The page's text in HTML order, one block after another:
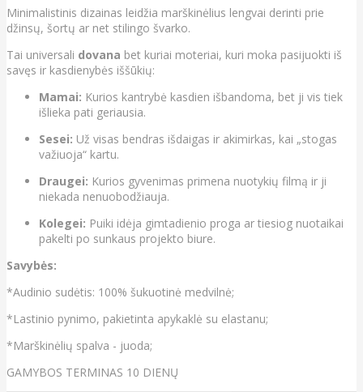
Minimalistinis dizainas leidžia marškinėlius lengvai derinti prie
džinsų, šortų ar net stilingo švarko.
Tai universali dovana bet kuriai moteriai, kuri moka pasijuokti iš
savęs ir kasdienybės iššūkių:
Mamai: Kurios kantrybė kasdien išbandoma, bet ji vis tiek
išlieka pati geriausia.
Sesei: Už visas bendras išdaigas ir akimirkas, kai „stogas
važiuoja“ kartu.
Draugei: Kurios gyvenimas primena nuotykių filmą ir ji
niekada nenuobodžiauja.
Kolegei: Puiki idėja gimtadienio proga ar tiesiog nuotaikai
pakelti po sunkaus projekto biure.
Savybės:
*Audinio sudėtis: 100% šukuotinė medvilnė;
*Lastinio pynimo, pakietinta apykaklė su elastanu;
*Marškinėlių spalva - juoda;
GAMYBOS TERMINAS 10 DIENŲ